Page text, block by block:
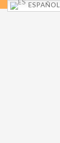
ESPAÑOL